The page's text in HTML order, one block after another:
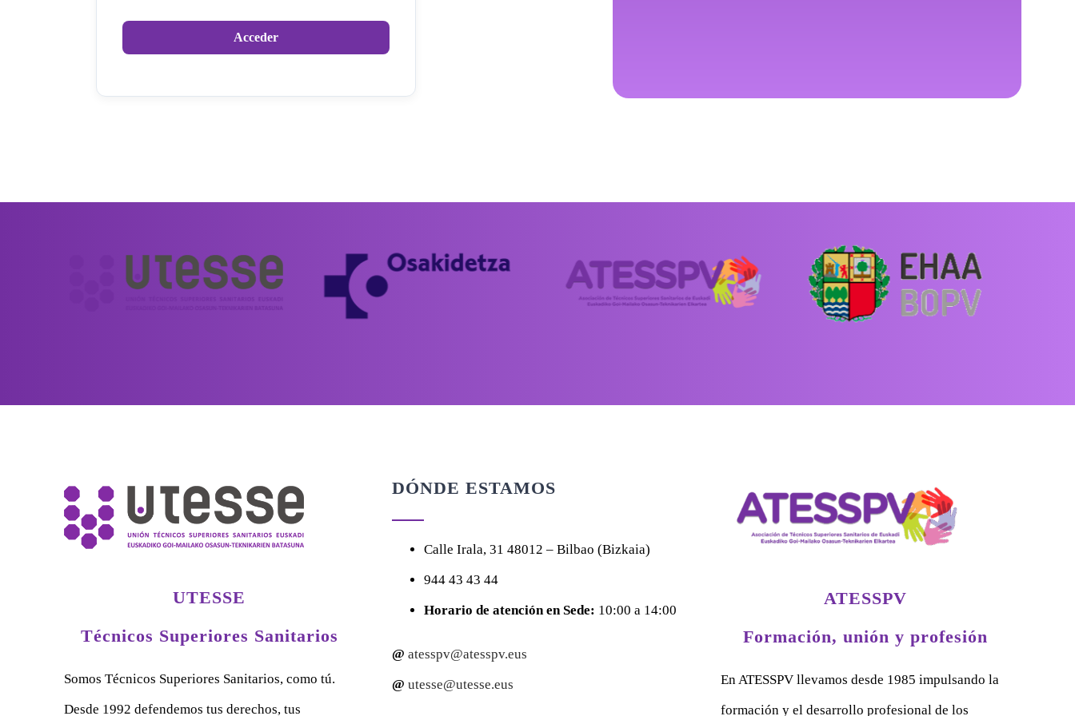
UTESSE
Técnicos Superiores Sanitarios
Somos Técnicos Superiores Sanitarios, como tú.
Desde 1992 defendemos tus derechos, tus
DÓNDE ESTAMOS
CalleIrala, 3148012 – Bilbao (Bizkaia)
944 43 43 44
Horario de atención en Sede: 10:00 a 14:00
@ atesspv@atesspv.eus
@ utesse@utesse.eus
ATESSPV
Formación, unión y profesión
En ATESSPV llevamos desde 1985 impulsando la
formación y el desarrollo profesional de los